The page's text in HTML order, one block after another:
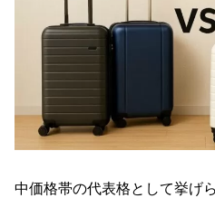
中価格帯の代表格として挙げ